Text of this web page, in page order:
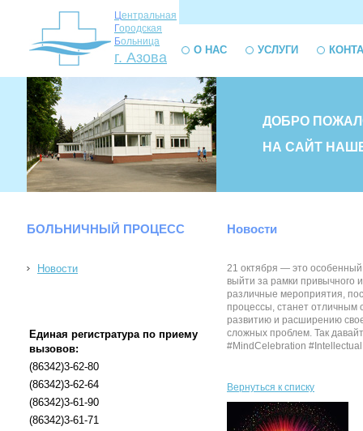
Центральная
Городская
Больница
г. Азова О НАС УСЛУГИ
ДОБРО
НА САЙТ
БОЛЬНИЧНЫЙ ПРОЦЕСС
Новости
Единая регистратура по приему
вызовов:
(86342)3-62-80
(86342)3-62-64
(86342)3-61-90
(86342)3-61-71
Новости
21 октября — это
выйти за рамки привычного
различные мероприятия,
процессы, станет отличным
развитию и расширению
сложных проблем. Так
#MindCelebration
Вернуться к списку